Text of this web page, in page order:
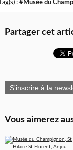
Tag(s) : #Musée du
Partager cet
S'inscrire à la
Vous aimerez